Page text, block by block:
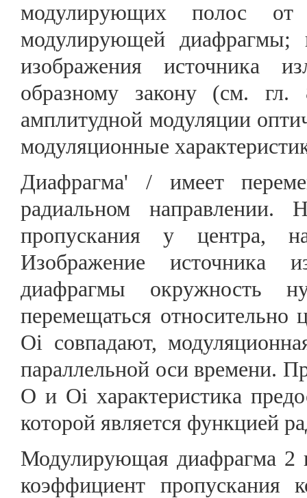
модулирующих полос
модулирующей диафрагмы;
изображения источника
образному закону (см.
амплитудной модуляции
модуляционные
Диафрагма' / имеет
радиальном направлении.
пропускания у центра,
Изображение источника
диафрагмы окружность
перемещаться
Oi совпадают,
параллельной оси времени.
О и Oi характеристика
которой является функцией
Модулирующая диафрагма 2
коэффициент пропускания